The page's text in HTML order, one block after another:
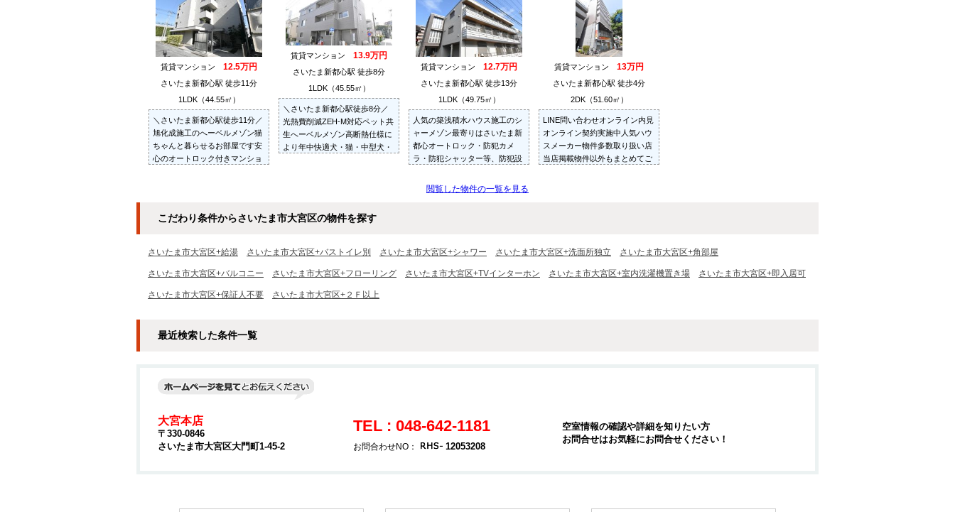
賃貸マンション 12.5万円
さいたま新都心駅 徒歩11分
1LDK（44.55㎡）
＼さいたま新都心駅徒歩11分／
旭化成施工のへーベルメゾン猫
ちゃんと暮らせるお部屋です安
心のオートロック付きマンショ
賃貸マンション 13.9万円
さいたま新都心駅 徒歩8分
1LDK（45.55㎡）
＼さいたま新都心駅徒歩8分／
光熱費削減ZEH-M対応ペット共
生へーベルメゾン高断熱仕様に
より年中快適犬・猫・中型犬・
賃貸マンション 12.7万円
さいたま新都心駅 徒歩13分
1LDK（49.75㎡）
人気の築浅積水ハウス施工のシ
ャーメゾン最寄りはさいたま新
都心オートロック・防犯カメ
ラ・防犯シャッター等、防犯設
探しは～住むことまるごと～リ
賃貸マンション 13万円
さいたま新都心駅 徒歩4分
2DK（51.60㎡）
LINE問い合わせオンライン内見
オンライン契約実施中人気ハウ
スメーカー物件多数取り扱い店
当店掲載物件以外もまとめてご
閲覧した物件の一覧を見る
こだわり条件からさいたま市大宮区の物件を探す
さいたま市大宮区+給湯 さいたま市大宮区+バストイレ別 さいたま市大宮区+シャワー さいたま市大宮区+洗面所独立 さいたま市大宮区+角部屋
さいたま市大宮区+バルコニー さいたま市大宮区+フローリング さいたま市大宮区+TVインターホン さいたま市大宮区+室内洗濯機置き場 さいたま市大宮区+即入居可
さいたま市大宮区+保証人不要 さいたま市大宮区+２Ｆ以上
最近検索した条件一覧
大宮本店
〒330-0846
さいたま市大宮区大門町1-45-2
TEL : 048-642-1181
お問合わせNO： 12053208
空室情報の確認や詳細を知りたい方
お問合せはお気軽にお問合せください！